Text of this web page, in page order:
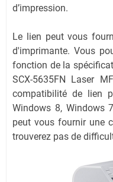
d’impression.
Le lien peut vous
d'imprimante. Vous
fonction de la
SCX-5635FN Laser
compatibilité de lien
Windows 8, Windows
peut vous fournir une
trouverez pas de